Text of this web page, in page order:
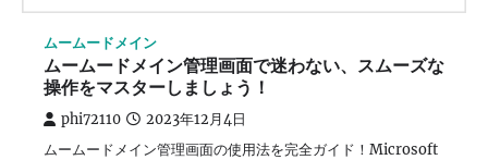
ムームードメイン
ムームードメイン管理画面で迷わない、スムーズな
操作をマスターしましょう！
phi72110 2023年12月4日
ムームードメイン管理画面の使用法を完全ガイド！Microsoft